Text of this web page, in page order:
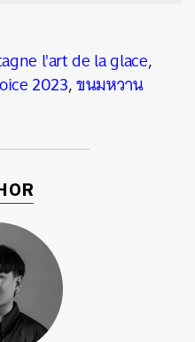
l'art de la glace,
2023,ขนมหวาน